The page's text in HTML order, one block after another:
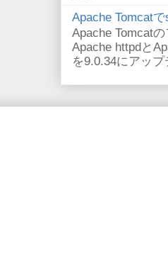
Apache Tomcat
Apache Tomcat
Apache httpdと
を9.0.34にアッ